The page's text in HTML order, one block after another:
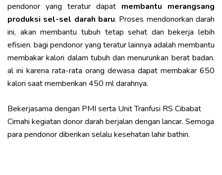
pendonor yang teratur dapat membantu merangsang
produksi sel-sel darah baru. Proses mendonorkan darah
ini, akan membantu tubuh tetap sehat dan bekerja lebih
efisien. bagi pendonor yang teratur lainnya adalah membantu
membakar kalori dalam tubuh dan menurunkan berat badan.
al ini karena rata-rata orang dewasa dapat membakar 650
kalori saat memberikan 450 ml darahnya.
Bekerjasama dengan PMI serta Unit Tranfusi RS Cibabat
Cimahi kegiatan donor darah berjalan dengan lancar. Semoga
para pendonor diberikan selalu kesehatan lahir bathin.